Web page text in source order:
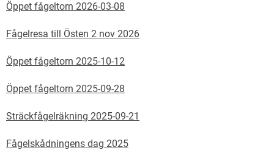
Öppet fågeltorn 2026-03-08
Fågelresa till Östen 2 nov 2026
Öppet fågeltorn 2025-10-12
Öppet fågeltorn 2025-09-28
Sträckfågelräkning 2025-09-21
Fågelskådningens dag 2025